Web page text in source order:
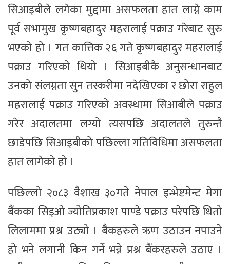
सिआइबीले लगेका मुद्दामा असफलता हात लाग्ने काम
पूर्व सभामुख कृष्णबहादुर महरालाई पक्राउ गरेबाट सुरु
भएको हो । गत कात्तिक २६ गते कृष्णबहादुर महरालाई
पक्राउ गरिएको थियो । सिआइबीकै अनुसन्धानबाट
उनको संलग्नता सुन तस्करीमा नदेखिएका र छोरा राहुल
महरालाई पक्राउ गरिएको अवस्थामा सिआबीले पक्राउ
गरेर अदालतमा लग्यो त्यसपछि अदालतले तुरुन्तै
छाडेपछि सिआइबीको पछिल्ला गतिविधिमा असफलता
हात लागेको हो ।
पछिल्लो २०८३ वैशाख ३०गते नेपाल इन्भेष्टमेन्ट मेगा
बैंकका सिइओ ज्योतिप्रकाश पाण्डे पक्राउ परेपछि धितो
लिलाममा प्रश्न उठ्यो । बैकहरुले ऋण उठाउन नपाउने
हो भने लगानी किन गर्ने भन्ने प्रश्न बैंकरहरुले उठाए ।